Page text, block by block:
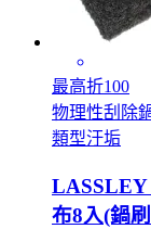
最高折100
物理性刮除
類型汙垢
LASSLEY
布8入(鍋